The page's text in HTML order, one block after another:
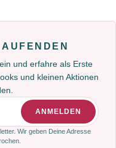
und erfahre als Erste
und kleinen Aktionen
ANMELDEN
Wir geben Deine Adresse